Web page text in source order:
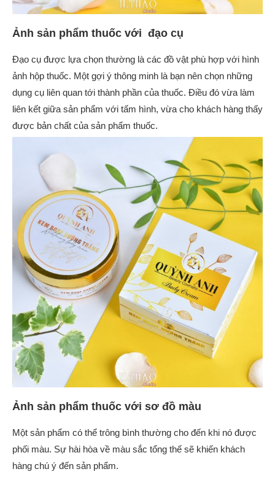
Ảnh sản phẩm thuốc với đạo cụ
Đạo cụ được lựa chọn thường là các đồ vật phù hợp với hình
ảnh hộp thuốc. Một gợi ý thông minh là bạn nên chọn những
dụng cụ liên quan tới thành phần của thuốc. Điều đó vừa làm
liên kết giữa sản phẩm với tấm hình, vừa cho khách hàng thấy
được bản chất của sản phẩm thuốc.
Ảnh sản phẩm thuốc với sơ đồ màu
Một sản phẩm có thể trông bình thường cho đến khi nó được
phối màu. Sự hài hòa về màu sắc tổng thế sẽ khiến khách
hàng chú ý đến sản phẩm.